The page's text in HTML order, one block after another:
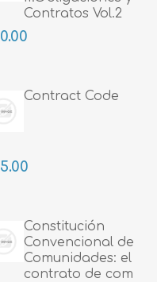
Contratos Vol.2
Contrat
Contract Code
Constitución
Convencional de
Comunidades: el
contrato de com